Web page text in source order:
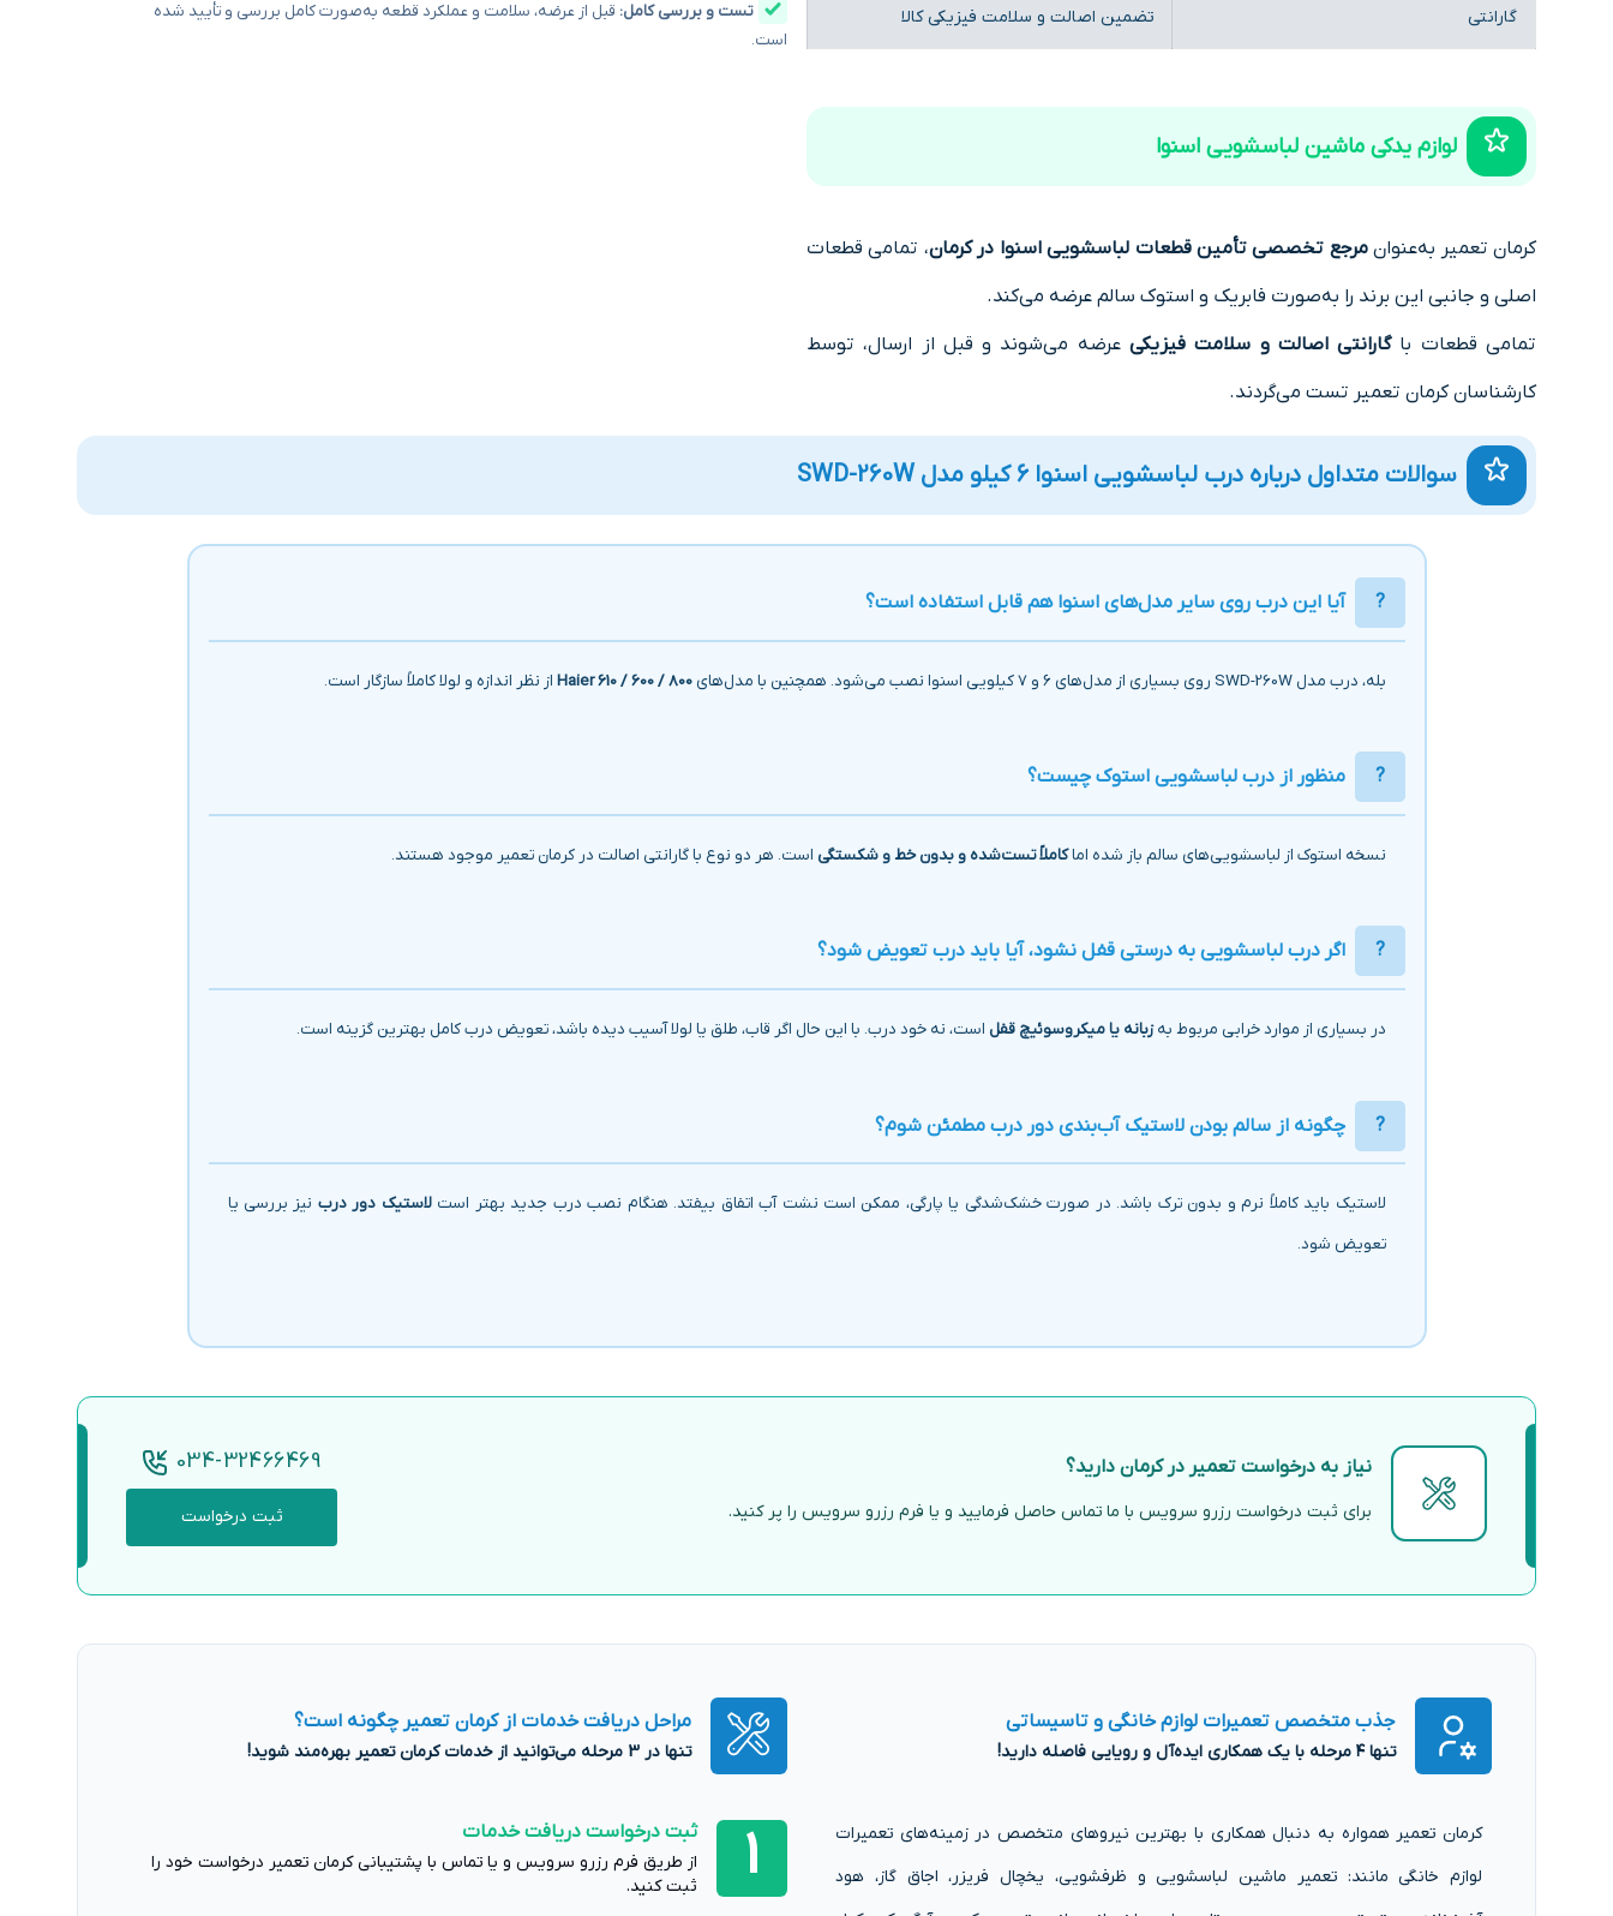
گارانتی تضمین اصالت و سلامت فیزیکی کالا
لوازم یدکی ماشین لباسشویی اسنوا
کرمان تعمیر به‌عنوانمرجع تخصصی تأمین قطعات لباسشویی اسنوا در کرمان، تمامی قطعات
اصلی و جانبی این برند را به‌صورت فابریک و استوک سالم عرضه می‌کند.
تمامی قطعات باگارانتی اصالت و سلامت فیزیکی عرضه می‌شوند و قبل از ارسال، توسط
کارشناسان کرمان تعمیر تست می‌گردند.
تست و بررسی کامل: قبل از عرضه، سلامت و عملکرد قطعه به‌صورت کامل بررسی و تأیید شده
است.
سوالات متداول درباره درب لباسشویی اسنوا6 کیلو مدل SWD-260W
آیا این درب روی سایر مدل‌های اسنوا هم قابل استفاده است؟
بله، درب مدل SWD-260W روی بسیاری از مدل‌های ۶ و ۷ کیلویی اسنوا نصب می‌شود. همچنین با مدل‌های Haier 610 / 600 / 800 از نظر اندازه و لولا کاملاً سازگار است.
منظور از درب لباسشویی استوک چیست؟
نسخه استوک از لباسشویی‌های سالم باز شده اماکاملاً تست‌شده و بدون خط و شکستگی است. هر دو نوع با گارانتی اصالت در کرمان تعمیر موجود هستند.
اگر درب لباسشویی به درستی قفل نشود، آیا باید درب تعویض شود؟
در بسیاری از موارد خرابی مربوط بهزبانه یا میکروسوئیچ قفل است، نه خود درب. با این حال اگر قاب، طلق یا لولا آسیب دیده باشد، تعویض درب کامل بهترین گزینه است.
چگونه از سالم بودن لاستیک آب‌بندی دور درب مطمئن شوم؟
لاستیک باید کاملاً نرم و بدون ترک باشد. در صورت خشک‌شدگی یا پارگی، ممکن است نشت آب اتفاق بیفتد. هنگام نصب درب جدید بهتر استلاستیک دور درب نیز بررسی یا
تعویض شود.
نیاز به درخواست تعمیر در کرمان دارید؟
برای ثبت درخواست رزرو سرویس با ما تماس حاصل فرمایید و یا فرم رزرو سرویس را پر کنید.
034-32466469
ثبت درخواست
جذب متخصص تعمیرات لوازم خانگی و تاسیساتی
تنها ۴ مرحله با یک همکاری ایده‌آل و رویایی فاصله دارید!
کرمان تعمیر همواره به دنبال همکاری با بهترین نیروهای متخصص در زمینه‌های تعمیرات
لوازم خانگی مانند: تعمیر ماشین لباسشویی و ظرفشویی، یخچال فریزر، اجاق گاز، هود
مراحل دریافت خدمات از کرمان تعمیر چگونه است؟
تنها در 3 مرحله می‌توانید از خدمات کرمان تعمیر بهره‌مند شوید!
1 ثبت درخواست دریافت خدمات
از طریق فرم رزرو سرویس و یا تماس با پشتیبانی کرمان تعمیر درخواست خود را
ثبت کنید.